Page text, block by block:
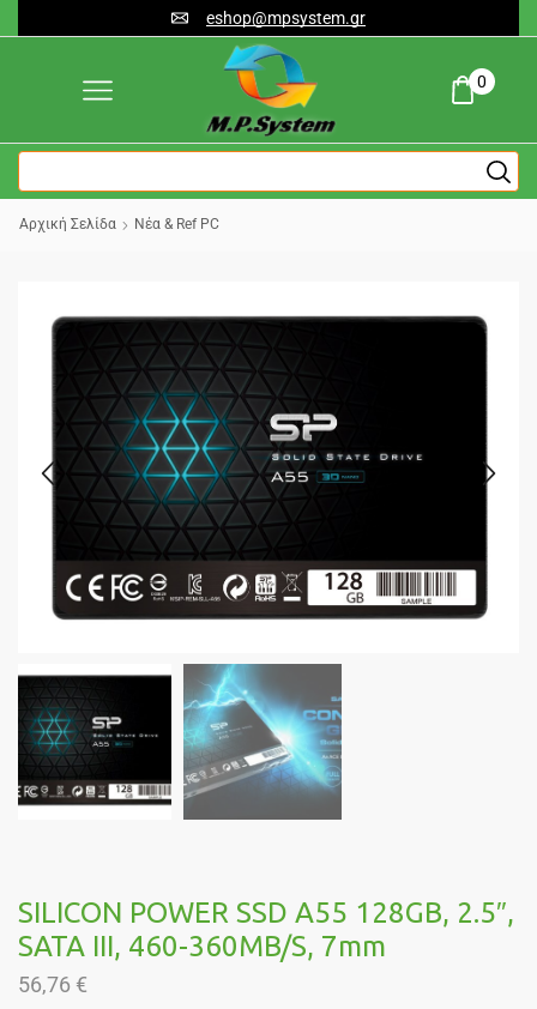
eshop@mpsystem.gr
0
Αρχική Σελίδα Νέα & Ref PC
SILICON POWER SSD A55 128GB, 2.5″,
SATA III, 460-360MB/s, 7mm
56,76 €